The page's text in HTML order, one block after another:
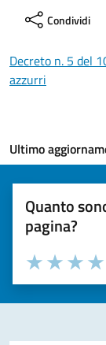
Condividi
Decreto n. 5 del
azzurri
Ultimo
Quanto
pagina?
Valuta la
Seleziona il
Valuta
Valuta 2
Valuta 1 stelle